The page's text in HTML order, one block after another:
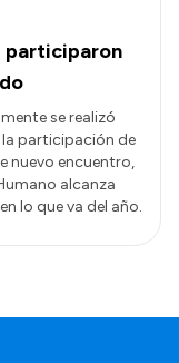
participaron
se realizó
la participación de
nuevo encuentro,
alcanza
lo que va del año.